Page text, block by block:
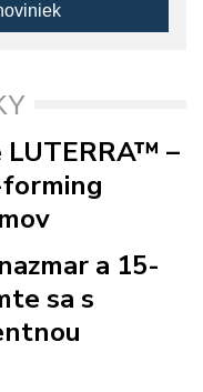
–
a 15-
sa s